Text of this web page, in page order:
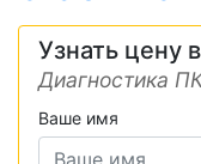
Узнать цену
Диагностика
Ваше имя